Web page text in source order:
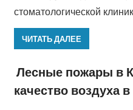
стоматологической
ЧИТАТЬ ДАЛЕЕ
Лесные пожары в
качество воздуха